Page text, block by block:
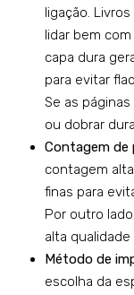
ligação.
lidar bem
capa dura
para evitar
Se as
ou dobrar
Contagem de
contagem
finas para
Por outro
alta
Método de
escolha da